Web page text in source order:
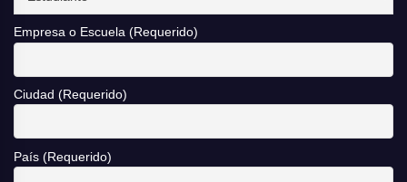
Empresa o Escuela (Requerido)
Ciudad (Requerido)
País (Requerido)